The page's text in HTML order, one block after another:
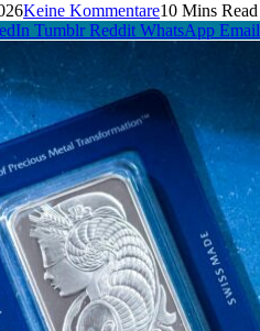
Keine Kommentare10 Mins Read
Tumblr Reddit WhatsApp Email